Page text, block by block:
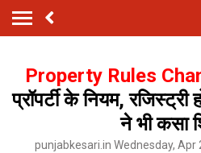
Property Rules
प्रॉपर्टी के नियम, रजिस्ट्री
ने भी कसा
punjabkesari.in Wednesday, Apr